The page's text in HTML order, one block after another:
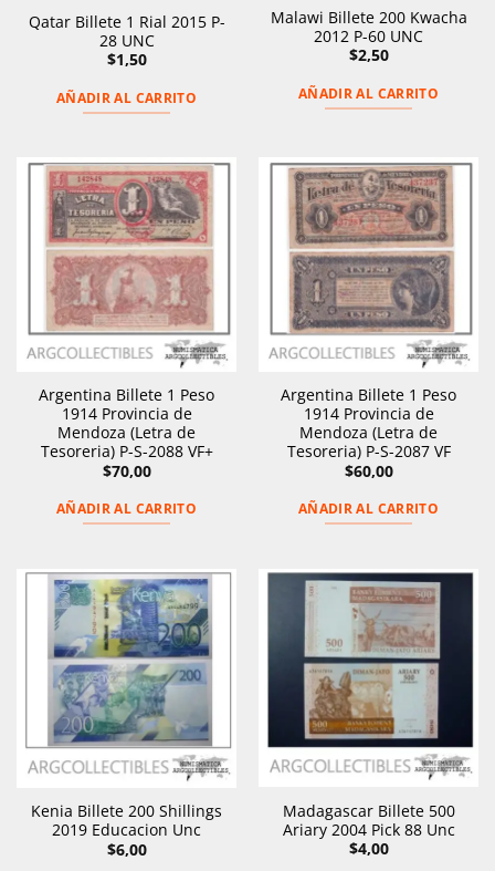
Qatar Billete 1 Rial 2015 P-
28 UNC
$1,50
AÑADIR AL CARRITO
Malawi Billete 200 Kwacha
2012 P-60 UNC
$2,50
AÑADIR AL CARRITO
Argentina Billete 1 Peso
1914 Provincia de
Mendoza (Letra de
Tesoreria) P-S-2088 VF+
$70,00
AÑADIR AL CARRITO
Argentina Billete 1 Peso
1914 Provincia de
Mendoza (Letra de
Tesoreria) P-S-2087 VF
$60,00
AÑADIR AL CARRITO
Kenia Billete 200 Shillings
2019 Educacion Unc
$6,00
Madagascar Billete 500
Ariary 2004 Pick 88 Unc
$4,00